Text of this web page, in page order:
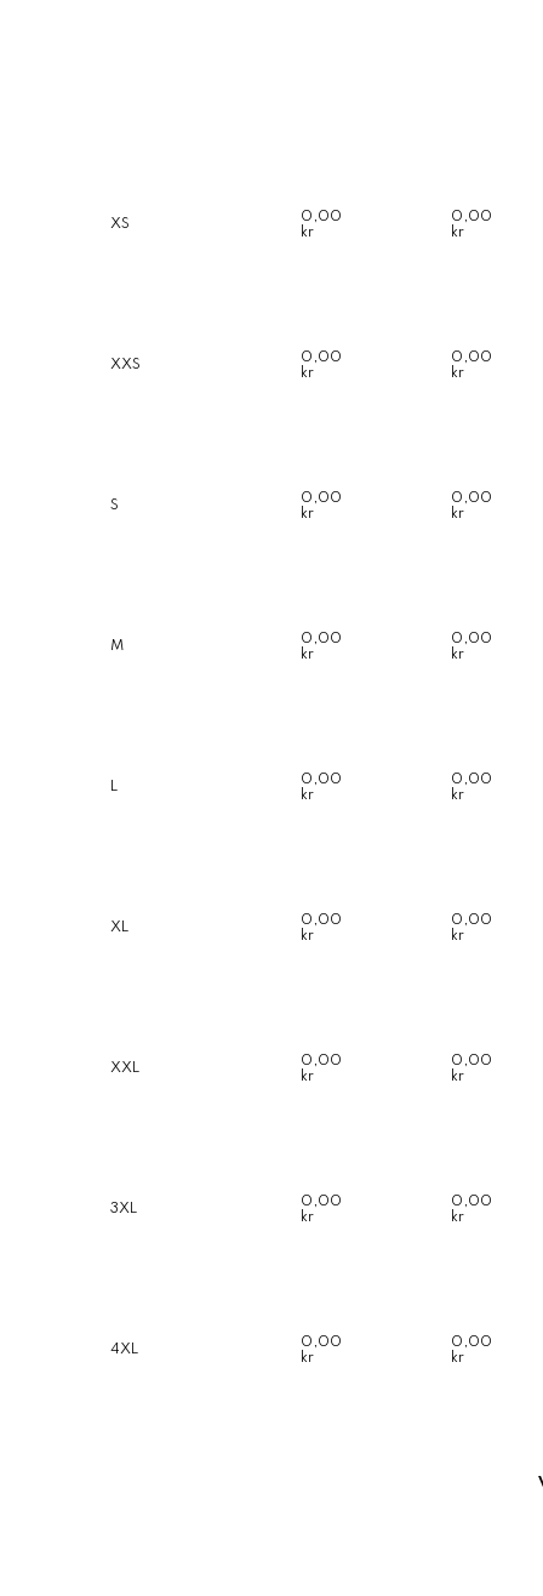
XS
0,00
kr
0,00
kr
XXS
0,00
kr
0,00
kr
S
0,00
kr
0,00
kr
M
0,00
kr
0,00
kr
L
0,00
kr
0,00
kr
XL
0,00
kr
0,00
kr
XXL
0,00
kr
0,00
kr
3XL
0,00
kr
0,00
kr
4XL
0,00
kr
0,00
kr